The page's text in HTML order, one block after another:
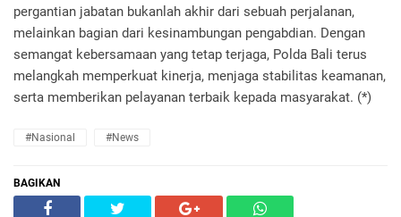
pergantian jabatan bukanlah akhir dari sebuah perjalanan,
melainkan bagian dari kesinambungan pengabdian. Dengan
semangat kebersamaan yang tetap terjaga, Polda Bali terus
melangkah memperkuat kinerja, menjaga stabilitas keamanan,
serta memberikan pelayanan terbaik kepada masyarakat. (*)
#Nasional #News
BAGIKAN